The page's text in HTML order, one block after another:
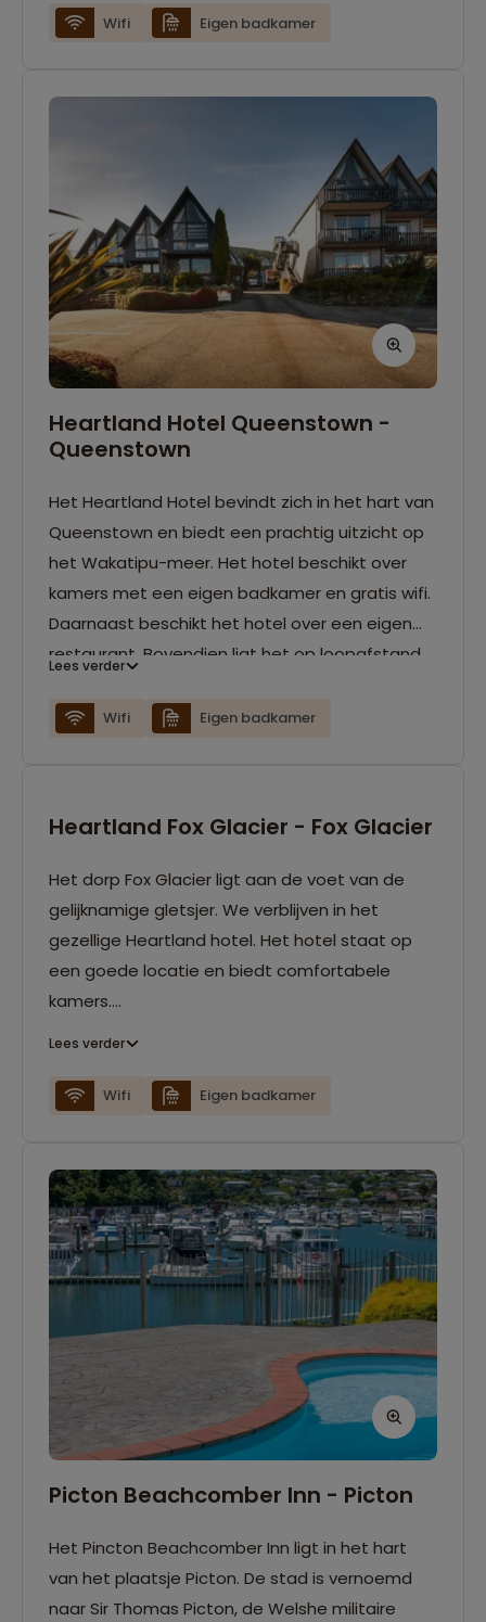
wasruimte.
Wifi Eigen badkamer
Heartland Hotel Queenstown -
Queenstown
Het Heartland Hotel bevindt zich in het hart van
Queenstown en biedt een prachtig uitzicht op
het Wakatipu-meer. Het hotel beschikt over
kamers met een eigen badkamer en gratis wifi.
Daarnaast beschikt het hotel over een eigen
restaurant. Bovendien ligt het op loopafstand
Lees verder
Wifi Eigen badkamer
Heartland Fox Glacier - Fox Glacier
Het dorp Fox Glacier ligt aan de voet van de
gelijknamige gletsjer. We verblijven in het
gezellige Heartland hotel. Het hotel staat op
een goede locatie en biedt comfortabele
kamers.
kamers met eigen douche en toilet.
Lees verder
Wifi Eigen badkamer
Picton Beachcomber Inn - Picton
Het Pincton Beachcomber Inn ligt in het hart
van het plaatsje Picton. De stad is vernoemd
naar Sir Thomas Picton, de Welshe militaire